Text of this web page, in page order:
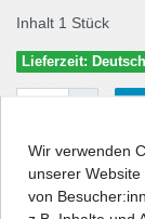
Inhalt 1 Stück
Lieferzeit:
Wunschliste
Wir verwenden
unserer
von